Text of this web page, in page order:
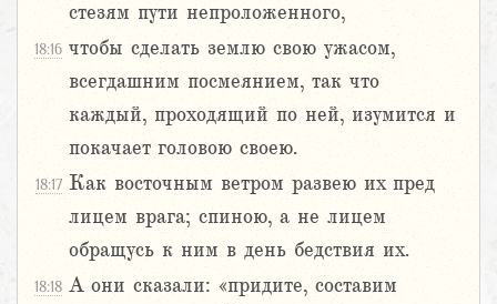
стезям пути непроложенного,
18:16 чтобы сделать землю свою ужасом,
всегдашним посмеянием, так что
каждый, проходящий по ней, изумится и
покачает головою своею.
18:17 Как восточным ветром развею их пред
лицем врага; спиною, а не лицем
обращусь к ним в день бедствия их.
18:18 А они сказали: «придите, составим